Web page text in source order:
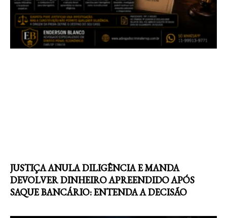
JUSTIÇA ANULA DILIGÊNCIA E MANDA
DEVOLVER DINHEIRO APREENDIDO APÓS
SAQUE BANCÁRIO: ENTENDA A DECISÃO